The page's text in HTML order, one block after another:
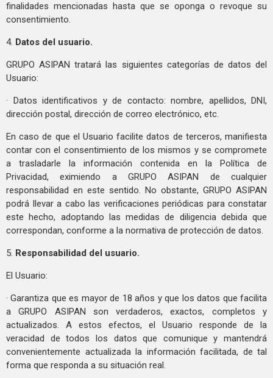
finalidades mencionadas hasta que se oponga o revoque su
consentimiento.
4. Datos del usuario.
GRUPO ASIPAN tratará las siguientes categorías de datos del
Usuario:
· Datos identificativos y de contacto: nombre, apellidos, DNI,
dirección postal, dirección de correo electrónico, etc.
En caso de que el Usuario facilite datos de terceros, manifiesta
contar con el consentimiento de los mismos y se compromete
a trasladarle la información contenida en la Política de
Privacidad, eximiendo a GRUPO ASIPAN de cualquier
responsabilidad en este sentido. No obstante, GRUPO ASIPAN
podrá llevar a cabo las verificaciones periódicas para constatar
este hecho, adoptando las medidas de diligencia debida que
correspondan, conforme a la normativa de protección de datos.
5. Responsabilidad del usuario.
El Usuario:
· Garantiza que es mayor de 18 años y que los datos que facilita
a GRUPO ASIPAN son verdaderos, exactos, completos y
actualizados. A estos efectos, el Usuario responde de la
veracidad de todos los datos que comunique y mantendrá
convenientemente actualizada la información facilitada, de tal
forma que responda a su situación real.